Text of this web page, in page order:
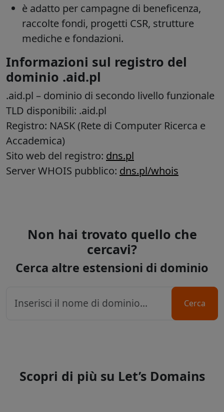
è adatto per campagne di beneficenza,
raccolte fondi, progetti CSR, strutture
mediche e fondazioni.
Informazioni sul registro del
dominio .aid.pl
.aid.pl – dominio di secondo livello funzionale
TLD disponibili: .aid.pl
Registro: NASK (Rete di Computer Ricerca e
Accademica)
Sito web del registro: dns.pl
Server WHOIS pubblico: dns.pl/whois
Non hai trovato quello che
cercavi?
Cerca altre estensioni di dominio
Cerca